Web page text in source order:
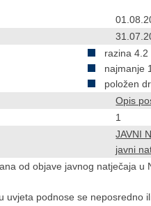
razina
najmanje
položen
Opis
1
JAVNI
javni
od objave javnog natječaja u
uvjeta podnose se